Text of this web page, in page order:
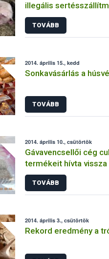
illegális
TOVÁBB
2014. április 15., kedd
Sonkavásárlás a
TOVÁBB
2014. április 10., csütörtök
Gávavencsellői cég
termékeit hívta vissza
TOVÁBB
2014. április 3., csütörtök
Rekord eredmény a